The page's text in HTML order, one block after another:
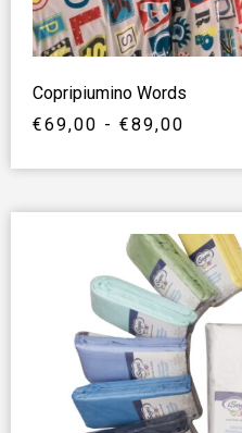
Copripiumino Words
€69,00 - €89,00